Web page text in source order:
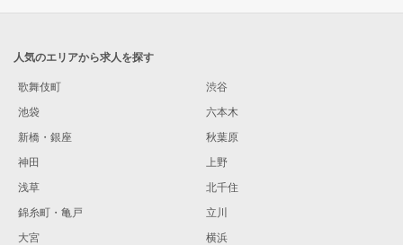
人気のエリアから求人を探す
歌舞伎町
渋谷
池袋
六本木
新橋・銀座
秋葉原
神田
上野
浅草
北千住
錦糸町・亀戸
立川
大宮
横浜